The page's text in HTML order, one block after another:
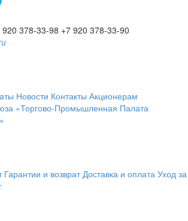
920 378-33-98 +7 920 378-33-90
Новости Контакты Акционерам
«Торгово-Промышленная Палата
Гарантии и возврат Доставка и оплата Уход за